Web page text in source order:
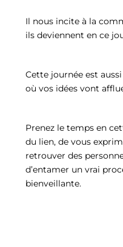
Il nous incite à la
ils deviennent en ce
Cette journée est
où vos idées vont
Prenez le temps en
du lien, de vous
retrouver des
d’entamer un vrai
bienveillante.